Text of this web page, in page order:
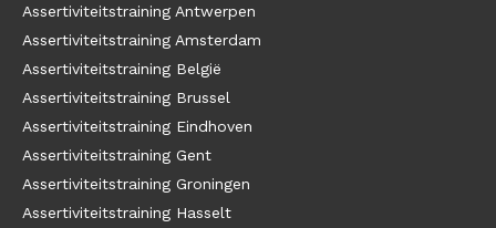
Assertiviteitstraining Antwerpen
Assertiviteitstraining Amsterdam
Assertiviteitstraining België
Assertiviteitstraining Brussel
Assertiviteitstraining Eindhoven
Assertiviteitstraining Gent
Assertiviteitstraining Groningen
Assertiviteitstraining Hasselt